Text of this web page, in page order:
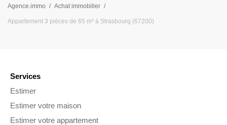
Agence.immo Achat immobilier
Appartement 3 pièces de 65 m² à Strasbourg (67200)
Services
Estimer
Estimer votre maison
Estimer votre appartement